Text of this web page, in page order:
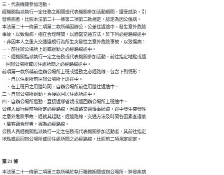
三、代表機關參加活動。
經機關指派執行一定任務之期間或代表機關參加活動期間，遭受感染，引
發疾病者，比照本法第二十一條第二項第二款規定，認定為因公傷病。
本法第二十一條第二項第二款所稱因辦公、公差往返途中，發生意外危險
事故，以致傷病，指在合理時間，以適當交通方法，於下列必經路線途中
，非因本人之重大交通違規行為所生突發性之意外危險事故，以致傷病：
一、前往辦公場所上班或退勤之必經路線途中。
二、經機關指派執行一定之任務或代表機關參加活動，前往指定地點或返
    回辦公場所或居住處所間之必經路線途中。
前項第一款所稱前往辦公場所上班或退勤之必經路線，包含下列情形：
一、自居住處所前往辦公場所上班途中。
二、在上班日之用膳時間，自辦公場所前往用膳往返途中。
三、自辦公場所退勤，直接返回居住處所途中。
四、自辦公場所退勤，直接返鄉省親或返回辦公場所上班途中。
公務人員行經前項所定必經路線，因道路交通情事繞道，途中發生突發性
之意外危險事故，經就其起點、經過路線、交通方法及時間各因素查證後
，屬客觀合理者，視為必經路線。
公務人員經機關指派執行一定之任務或代表機關參加活動者，其前往指定
地點或返回辦公場所或居住處所間之必經路線，比照前二項規定認定。
第 21 條
本法第二十一條第二項第三款所稱於執行職務期間或辦公場所，猝發疾病